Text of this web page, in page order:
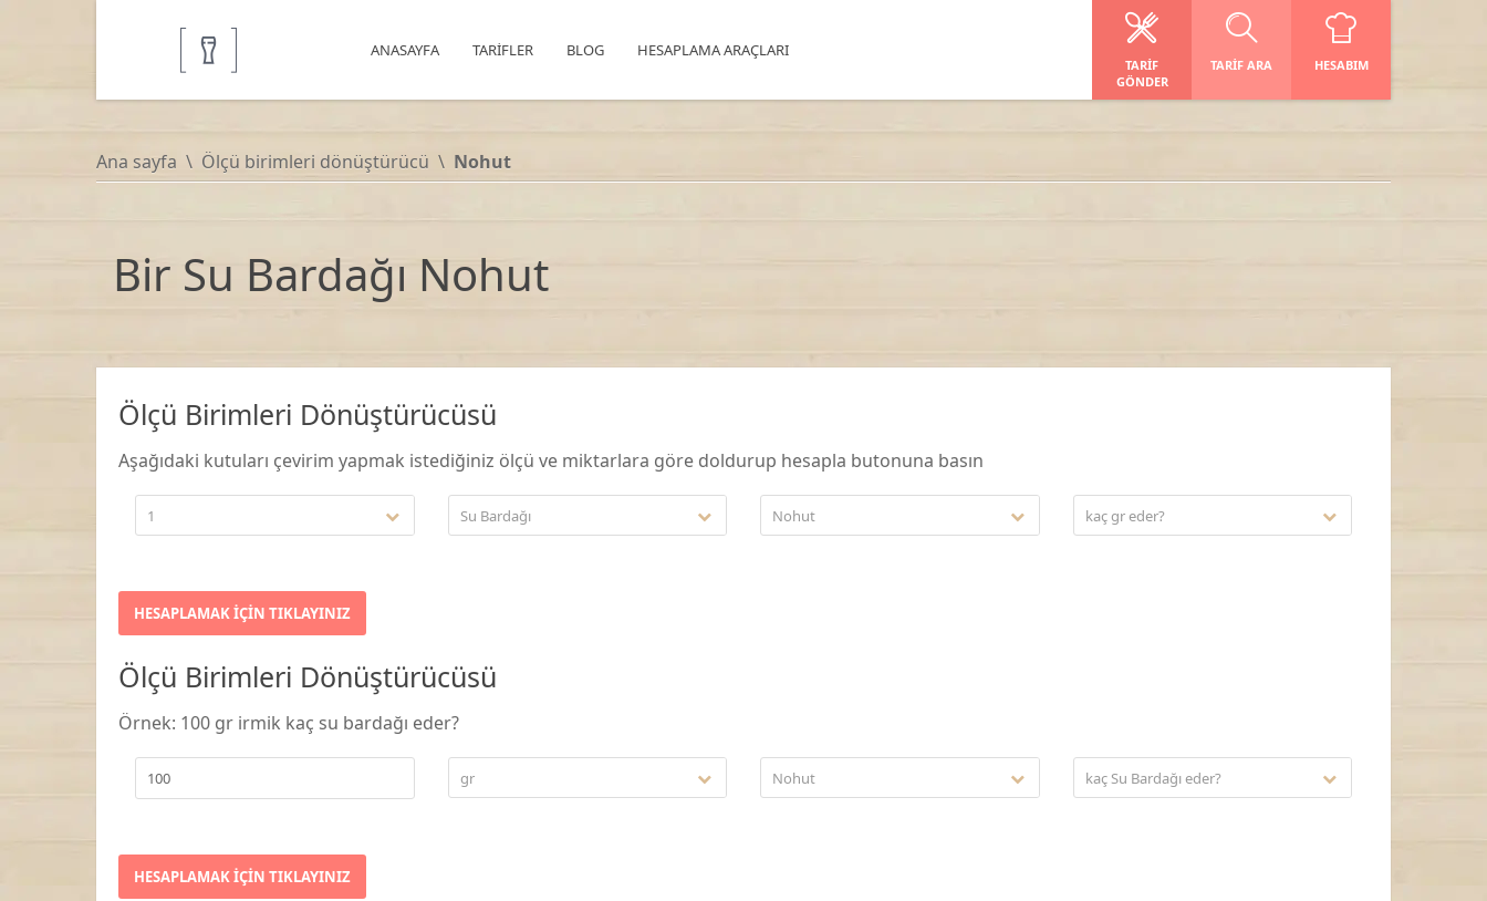
ANASAYFA TARIFLER BLOG HESAPLAMA ARAÇLARI
HESABIM
TARIF ARA
TARIF
GÖNDER
Ana sayfa Ölçü birimleri dönüştürücü Nohut
Bir Su Bardağı Nohut
Ölçü Birimleri Dönüştürücüsü
Aşağıdaki kutuları çevirim yapmak istediğiniz ölçü ve miktarlara göre doldurup hesapla butonuna basın
1 Su Bardağı Nohut kaç gr eder?
Ölçü Birimleri Dönüştürücüsü
Örnek: 100 gr irmik kaç su bardağı eder?
gr Nohut kaç Su Bardağı eder?